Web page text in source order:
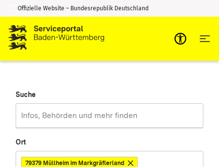
Zum Inhalt springen
Zur Suche springen
Offizielle Website – Bundesrepublik Deutschland
Suche
Ort
79379 Müllheim im Markgräflerland